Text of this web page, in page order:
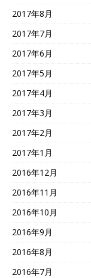
2017年8月
2017年7月
2017年6月
2017年5月
2017年4月
2017年3月
2017年2月
2017年1月
2016年12月
2016年11月
2016年10月
2016年9月
2016年8月
2016年7月